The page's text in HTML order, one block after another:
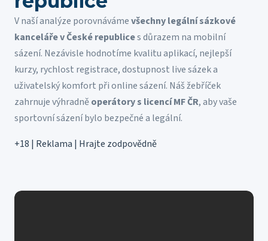
V naší analýze porovnávámevšechny legální sázkové
kanceláře v České republices důrazem na mobilní
sázení. Nezávisle hodnotíme kvalitu aplikací, nejlepší
kurzy, rychlost registrace, dostupnost live sázek a
uživatelský komfort při online sázení. Náš žebříček
zahrnuje výhradněoperátory s licencí MF ČR, aby vaše
sportovní sázení bylo bezpečné a legální.
+18 | Reklama | Hrajte zodpovědně